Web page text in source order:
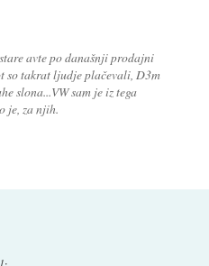
avte po današnji prodajni
so takrat ljudje plačevali, D3m
slona...VW sam je iz tega
je, za njih.